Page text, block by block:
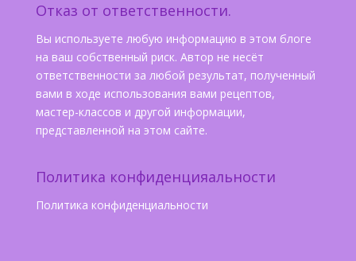
Отказ от ответственности.
Вы используете любую информацию в этом блоге
на ваш собственный риск. Автор не несёт
ответственности за любой результат, полученный
вами в ходе использования вами рецептов,
мастер-классов и другой информации,
представленной на этом сайте.
Политика конфиденцияальности
Политика конфиденциальности